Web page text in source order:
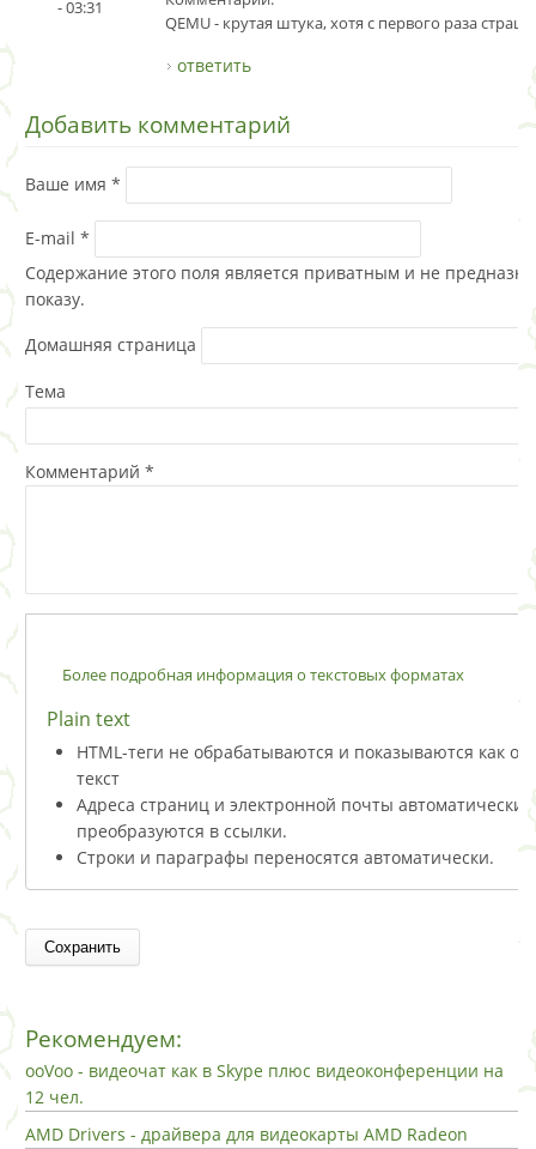
- 03:31
QEMU - крутая штука, хотя с первого раза
ответить
Добавить комментарий
Ваше имя *
E-mail *
Содержание этого поля является приватным и не
показу.
Домашняя страница
Тема
Комментарий *
Более подробная информация о текстовых форматах
Plain text
HTML-теги не обрабатываются и показываются как
текст
Адреса страниц и электронной почты автоматически
преобразуются в ссылки.
Строки и параграфы переносятся автоматически.
Рекомендуем:
ooVoo - видеочат как в Skype плюс видеоконференции на
12 чел.
AMD Drivers - драйвера для видеокарты AMD Radeon